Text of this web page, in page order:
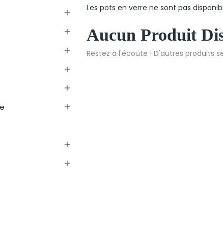








Les pots en verre ne sont pas
Aucun Produit
Restez à l'écoute ! D'autres produits